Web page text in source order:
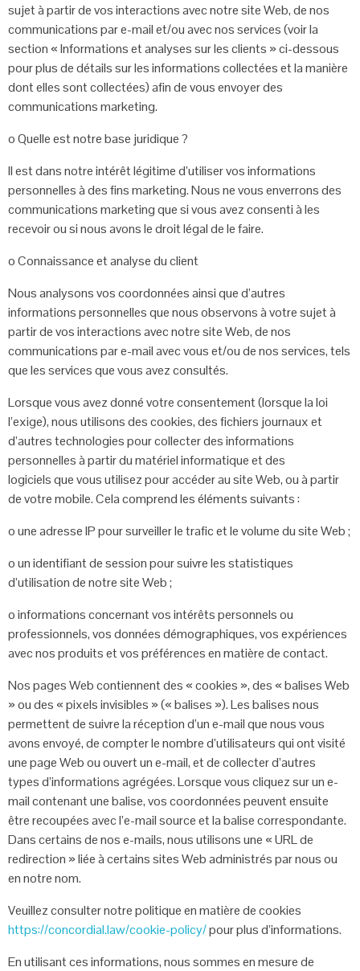
sujet à partir de vosinteractions avec notre site Web, de nos
communications par e-mail et/ou avecnos services (voir la
section « Informations et analyses sur les clients » ci-dessous
pour plus de détails sur les informations collectées et la manière
dontelles sont collectées) afin de vous envoyer des
communications marketing.
o Quelle est notre base juridique ?
Il est dans notre intérêt légitime d’utiliser vos informations
personnelles àdes fins marketing. Nous ne vous enverrons des
communicationsmarketing que si vous avez consenti à les
recevoir ou si nous avons ledroit légal de le faire.
oConnaissance et analyse du client
Nous analysons vos coordonnées ainsi que d’autres
informations personnellesque nous observons à votre sujet à
partir de vos interactions avec notre site Web,de nos
communications par e-mail avec vous et/ou de nos services, tels
que lesservices que vous avez consultés.
Lorsque vous avez donné votre consentement (lorsque la loi
l’exige), nousutilisons des cookies, des fichiers journaux et
d’autres technologies pour collecterdes informations
personnelles à partir du matériel informatique et des
logicielsque vous utilisez pour accéder au site Web, ou à partir
de votre mobile. Celacomprend les éléments suivants :
o une adresse IP pour surveiller le trafic et le volume du site Web ;
o un identifiant de session pour suivre les statistiques
d’utilisation de notresite Web ;
o informations concernant vos intérêts personnels ou
professionnels, vosdonnées démographiques, vos expériences
avec nos produits et vospréférences en matière de contact.
Nos pages Web contiennent des « cookies », des « balises Web
» ou des « pixelsinvisibles » (« balises »). Les balises nous
permettent de suivre la réception d’une-mail que nous vous
avons envoyé, de compter le nombre d’utilisateurs qui ontvisité
une page Web ou ouvert un e-mail, et de collecter d’autres
typesd’informations agrégées. Lorsque vous cliquez sur un e-
mail contenant unebalise, vos coordonnées peuvent ensuite
être recoupées avec l’e-mail source etla balise correspondante.
Dans certains de nos e-mails, nous utilisons une « URLde
redirection » liée à certains sites Web administrés par nous ou
en notre nom.
Veuillez consulter notre politique en matière de cookies
https://concordial.law/cookie-policy/pour plusd’informations.
En utilisant ces informations, nous sommes en mesure de